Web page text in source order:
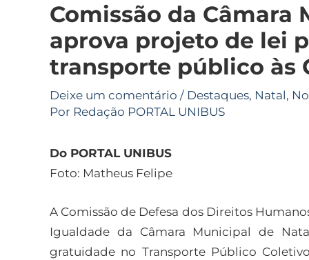
Comissão da Câmara
aprova projeto de lei
transporte público às
Deixe um comentário / Destaques, Natal,
Por Redação PORTAL UNIBUS
Do PORTAL UNIBUS
Foto: Matheus Felipe
A Comissão de Defesa dos Direitos
Igualdade da Câmara Municipal de
gratuidade no Transporte Público